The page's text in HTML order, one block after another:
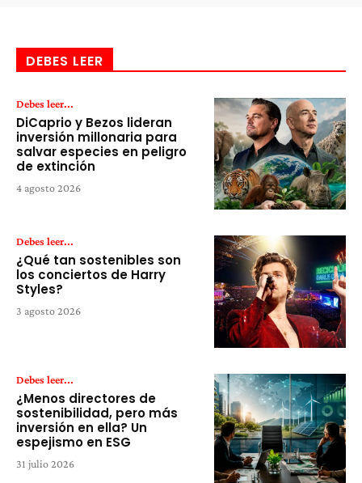
DEBES LEER
Debes leer...
DiCaprio y Bezos lideran
inversión millonaria para
salvar especies en peligro
de extinción
4 agosto 2026
Debes leer...
¿Qué tan sostenibles son
los conciertos de Harry
Styles?
3 agosto 2026
Debes leer...
¿Menos directores de
sostenibilidad, pero más
inversión en ella? Un
espejismo en ESG
31 julio 2026